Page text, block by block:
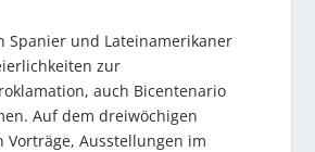
Spanier und Lateinamerikaner
zur
auch Bicentenario
Auf dem dreiwöchigen
Vorträge, Ausstellungen im